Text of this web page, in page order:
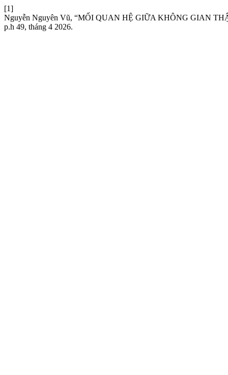
[1]
Nguyễn Nguyên Vũ, “MỐI QUAN HỆ GIỮA KHÔNG GIAN
p.h 49, tháng 4 2026.